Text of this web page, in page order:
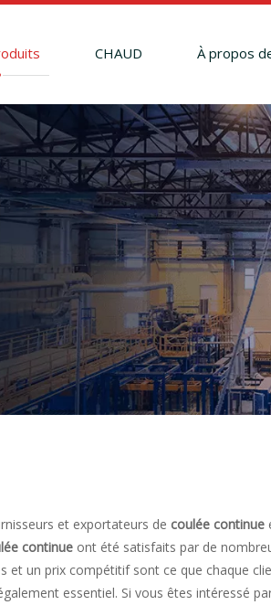
CHAUD À propos
et exportateurs de coulée continue
continue ont été satisfaits par de
et un prix compétitif sont ce que chaque
essentiel. Si vous êtes intéressé